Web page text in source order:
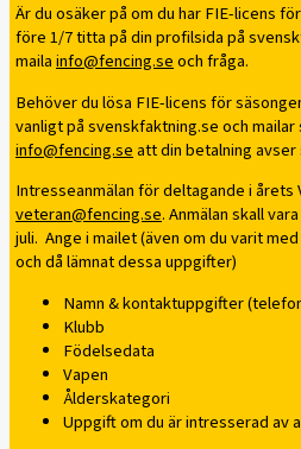
Är du osäker på om du har FIE-licens
före 1/7 titta på din profilsida på
mailainfo@fencing.seoch fråga.
Behöver du lösa FIE-licens för
vanligt på svenskfaktning.se och
info@fencing.seatt din betalning avser
Intresseanmälan för deltagande i årets
veteran@fencing.se. Anmälan skall
juli. Ange i mailet (även om du varit
och då lämnat dessa uppgifter)
Namn & kontaktuppgifter
Klubb
Födelsedata
Vapen
Ålderskategori
Uppgift om du är intresserad av